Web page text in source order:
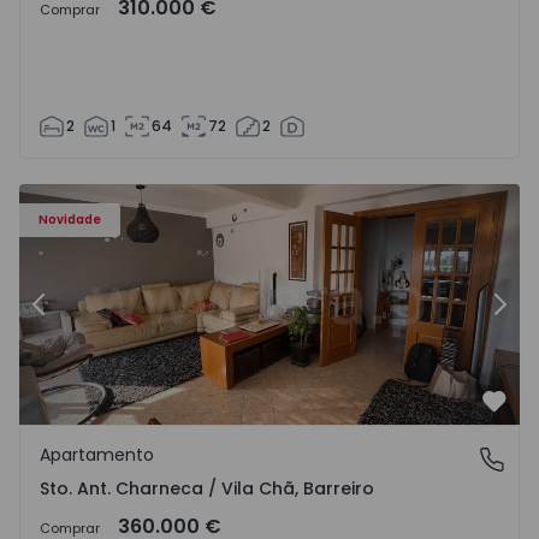
Comprar 310.000 €
2 1 64 72 2
Novidade
- 1573477 - 14
Apartamento T3 Barreiro, Sto. Ant. Charneca / Vila Chã -
Anterior
Sto. Ant. Charneca / Vila Chã, Barreiro
Apartamento
Sto. Ant. Charneca / Vila Chã, Barreiro
Comprar 360.000 €